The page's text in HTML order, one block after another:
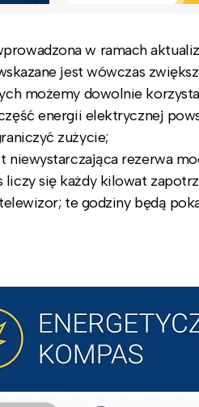
w ramach
jest wówczas
możemy dowolnie
energii elektrycznej
zużycie;
rezerwa
liczy się każdy kilowat
te godziny będą